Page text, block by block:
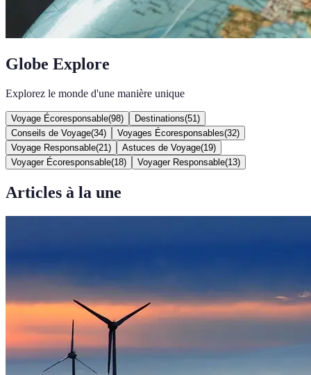
Globe Explore
Explorez le monde d'une manière unique
Voyage Écoresponsable(98) Destinations(51 )
Conseils de Voyage(34) Voyages Écoresponsables(32)
Voyage Responsable(21 ) Astuces de Voyage(19)
Voyager Écoresponsable(18) Voyager Responsable(13)
Articles à la une